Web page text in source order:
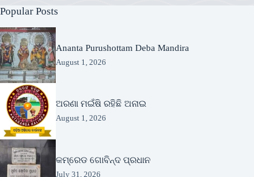
Popular Posts
Ananta Purushottam Deba Mandira
August 1, 2026
ଅରଣା ମଇଁଷି ରହିଛି ଅନାଇ
August 1, 2026
କମ୍ରେଡ ଗୋବିନ୍ଦ ପ୍ରଧାନ
July 31, 2026